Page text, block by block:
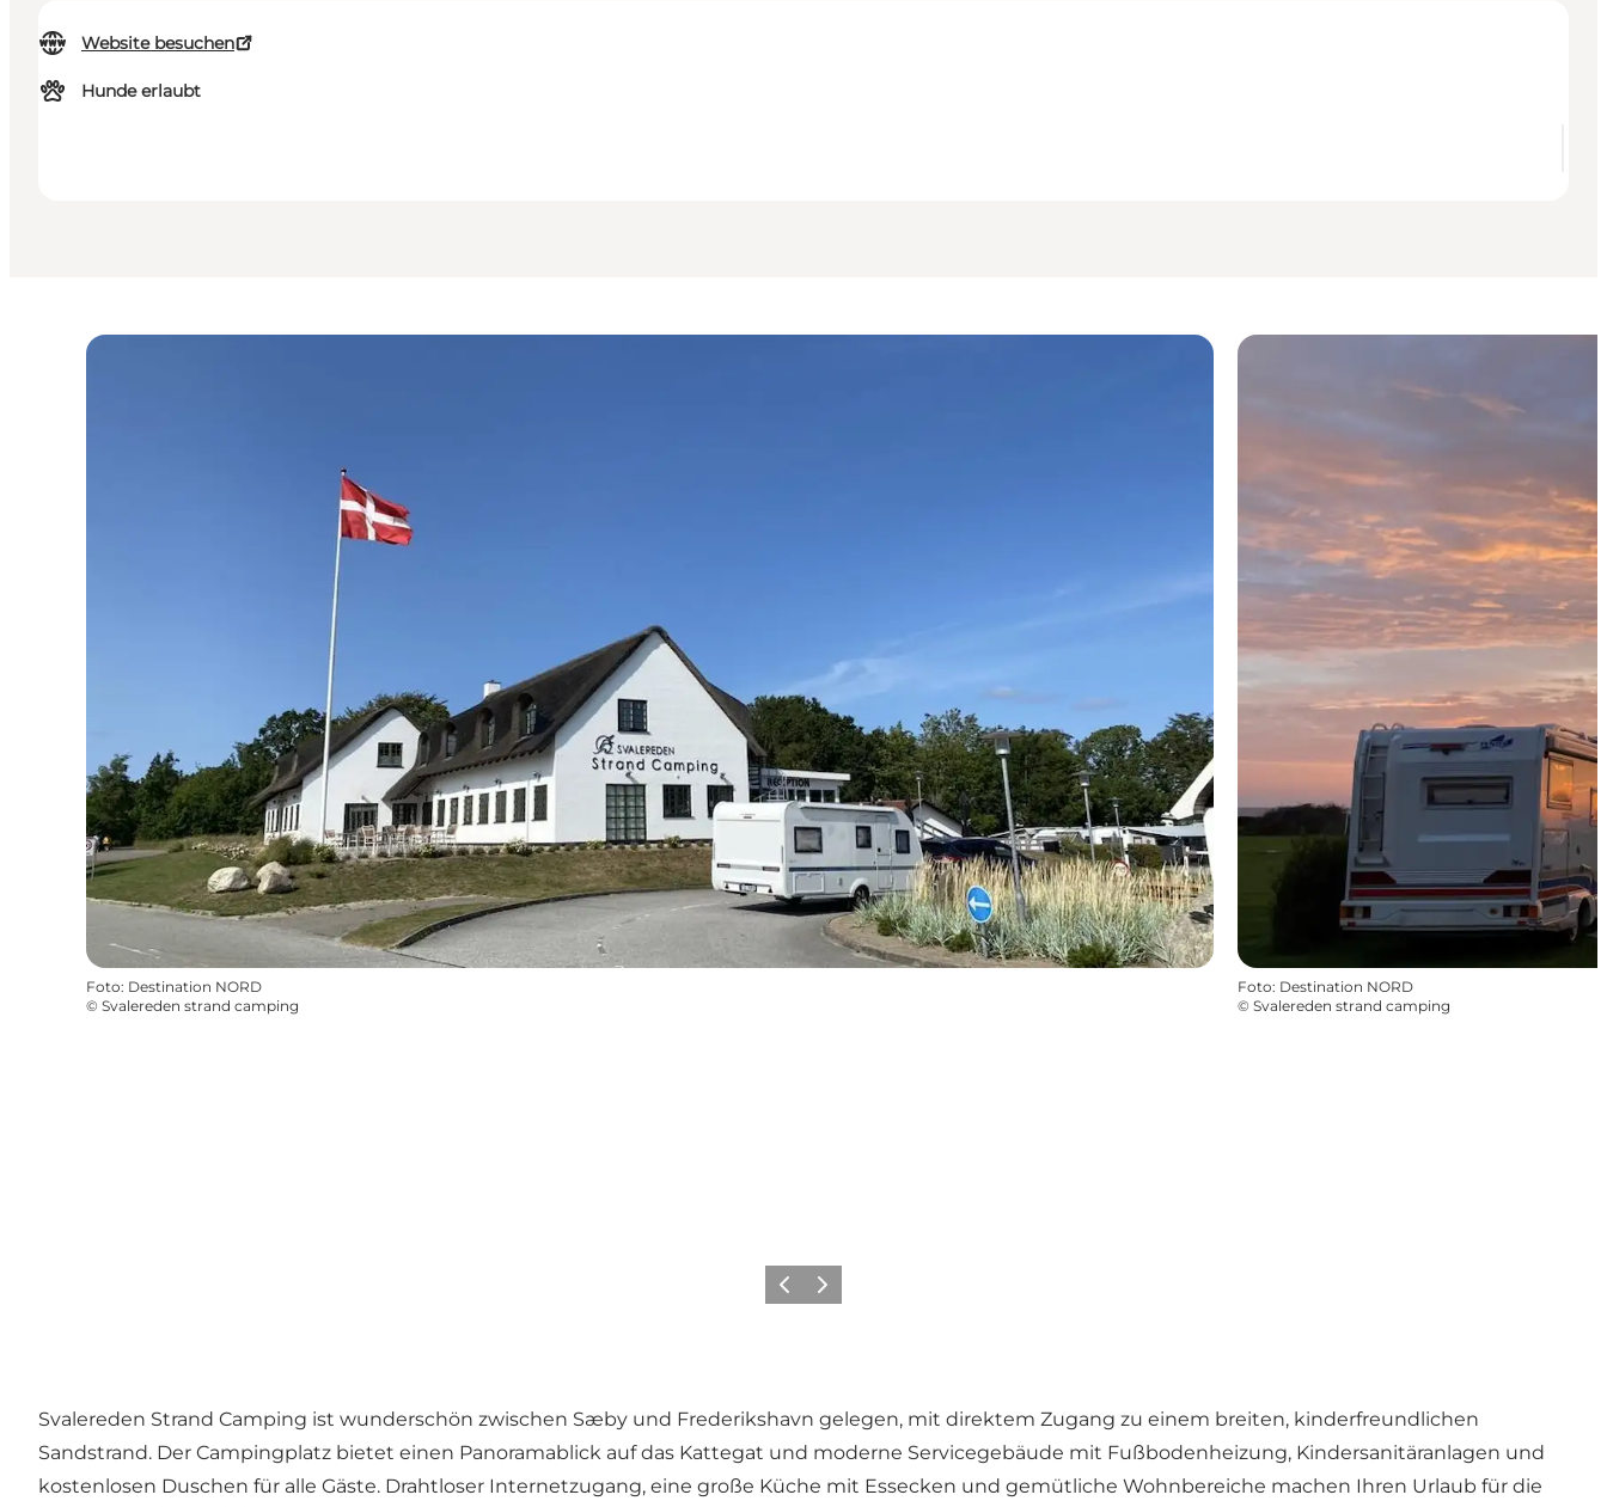
Website besuchen
Hunde erlaubt
Foto: Destination NORD
© Svalereden strand camping
Foto: Destination NORD
© Svalereden strand camping
ZurückWeiter
Svalereden Strand Camping ist wunderschön zwischen Sæby und Frederikshavn gelegen, mit direktem Zugang zu einem breiten, kinderfreundlichen
Sandstrand. Der Campingplatz bietet einen Panoramablick auf das Kattegat und moderne Servicegebäude mit Fußbodenheizung, Kindersanitäranlagen und
kostenlosen Duschen für alle Gäste. Drahtloser Internetzugang, eine große Küche mit Essecken und gemütliche Wohnbereiche machen Ihren Urlaub für die